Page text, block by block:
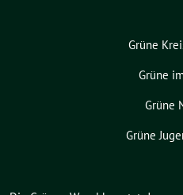
Grüne
Grüne
Grüne
Grüne